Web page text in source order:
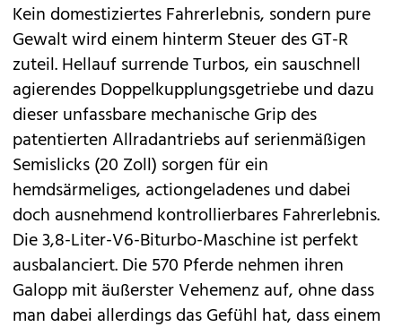
Kein domestiziertes Fahrerlebnis, sondern pure
Gewalt wird einem hinterm Steuer des GT-R
zuteil. Hellauf surrende Turbos, ein sauschnell
agierendes Doppelkupplungsgetriebe und dazu
dieser unfassbare mechanische Grip des
patentierten Allradantriebs auf serienmäßigen
Semislicks (20 Zoll) sorgen für ein
hemdsärmeliges, actiongeladenes und dabei
doch ausnehmend kontrollierbares Fahrerlebnis.
Die 3,8-Liter-V6-Biturbo-Maschine ist perfekt
ausbalanciert. Die 570 Pferde nehmen ihren
Galopp mit äußerster Vehemenz auf, ohne dass
man dabei allerdings das Gefühl hat, dass einem